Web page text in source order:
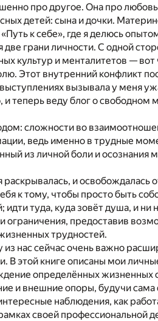
про другое. Она про
детей: сына и дочки.
к себе», где я делюсь
грани личности. С одной
культур и менталитетов — вот
Этот внутренний конфликт
вызывала у меня
теперь веду блог о свободном
сложности во
ведь именно в трудные
из личной боли и осознания
и освобождалась
к тому, чтобы просто быть
туда, куда зовёт душа, и ни
ограничения, предоставив
трудностей.
нас сейчас очень важно
этой книге описаны мои
определённых жизненных
и внешние опоры, будучи сама
наблюдения, как
своей профессиональной